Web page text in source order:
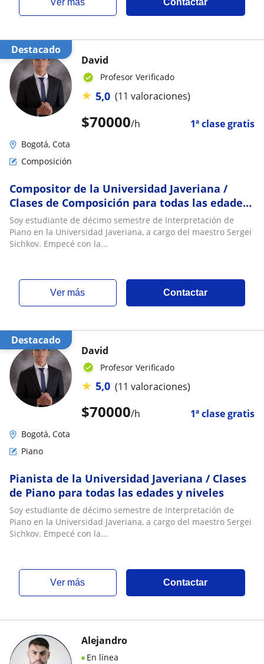
Destacado
$70000/h 1ª clase gratis
David
Profesor Verificado
★ 5,0 (11 valoraciones)
Bogotá, Cota
Composición
Compositor de la Universidad Javeriana /
Clases de Composición para todas las edades
y niveles
Soy estudiante de décimo semestre de Interpretación de
Piano en la Universidad Javeriana, a cargo del maestro Sergei
Sichkov. Empecé con la...
ver más Contactar
Destacado
$70000/h 1ª clase gratis
David
Profesor Verificado
★ 5,0 (11 valoraciones)
Bogotá, Cota
Piano
Pianista de la Universidad Javeriana / Clases
de Piano para todas las edades y niveles
Soy estudiante de décimo semestre de Interpretación de
Piano en la Universidad Javeriana, a cargo del maestro Sergei
Sichkov. Empecé con la...
ver más Contactar
Alejandro
En línea